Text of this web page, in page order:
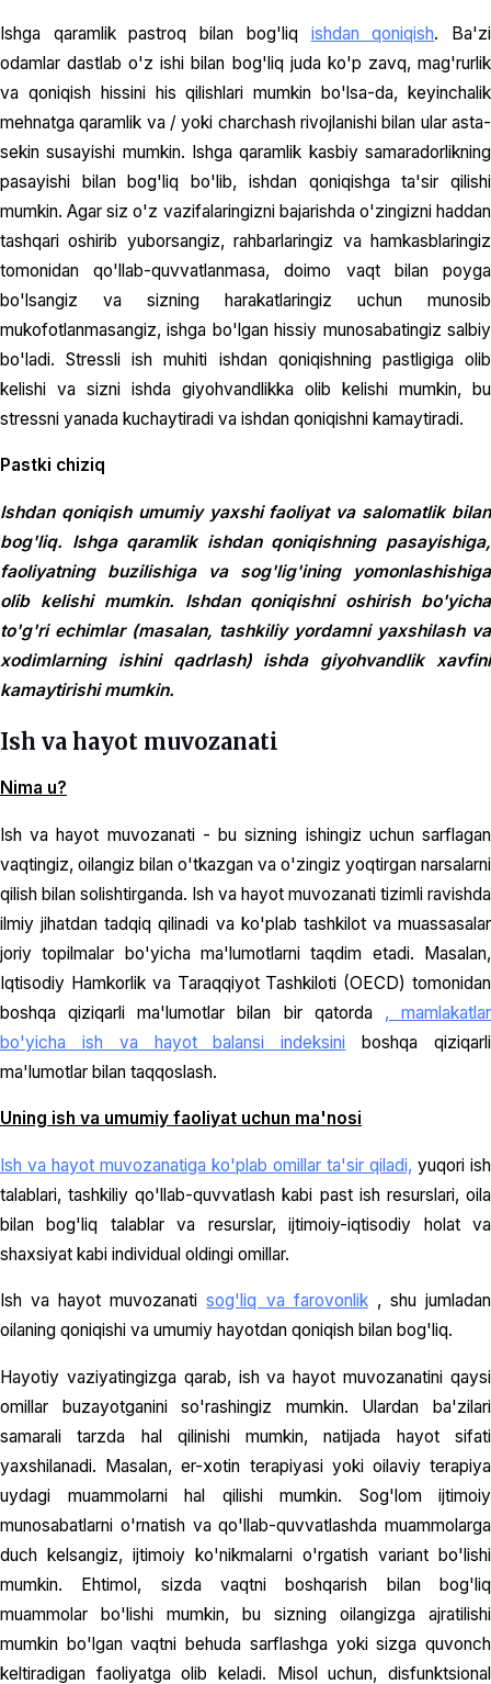
Ishga qaramlik pastroq bilan bog'liq ishdan qoniqish. Ba'zi
odamlar dastlab o'z ishi bilan bog'liq juda ko'p zavq, mag'rurlik
va qoniqish hissini his qilishlari mumkin bo'lsa-da, keyinchalik
mehnatga qaramlik va / yoki charchash rivojlanishi bilan ular asta-
sekin susayishi mumkin. Ishga qaramlik kasbiy samaradorlikning
pasayishi bilan bog'liq bo'lib, ishdan qoniqishga ta'sir qilishi
mumkin. Agar siz o'z vazifalaringizni bajarishda o'zingizni haddan
tashqari oshirib yuborsangiz, rahbarlaringiz va hamkasblaringiz
tomonidan qo'llab-quvvatlanmasa, doimo vaqt bilan poyga
bo'lsangiz va sizning harakatlaringiz uchun munosib
mukofotlanmasangiz, ishga bo'lgan hissiy munosabatingiz salbiy
bo'ladi. Stressli ish muhiti ishdan qoniqishning pastligiga olib
kelishi va sizni ishda giyohvandlikka olib kelishi mumkin, bu
stressni yanada kuchaytiradi va ishdan qoniqishni kamaytiradi.
Pastki chiziq
Ishdan qoniqish umumiy yaxshi faoliyat va salomatlik bilan
bog'liq. Ishga qaramlik ishdan qoniqishning pasayishiga,
faoliyatning buzilishiga va sog'lig'ining yomonlashishiga
olib kelishi mumkin. Ishdan qoniqishni oshirish bo'yicha
to'g'ri echimlar (masalan, tashkiliy yordamni yaxshilash va
xodimlarning ishini qadrlash) ishda giyohvandlik xavfini
kamaytirishi mumkin.
Ish va hayot muvozanati
Nima u?
Ish va hayot muvozanati - bu sizning ishingiz uchun sarflagan
vaqtingiz, oilangiz bilan o'tkazgan va o'zingiz yoqtirgan narsalarni
qilish bilan solishtirganda. Ish va hayot muvozanati tizimli ravishda
ilmiy jihatdan tadqiq qilinadi va ko'plab tashkilot va muassasalar
joriy topilmalar bo'yicha ma'lumotlarni taqdim etadi. Masalan,
Iqtisodiy Hamkorlik va Taraqqiyot Tashkiloti (OECD) tomonidan
boshqa qiziqarli ma'lumotlar bilan bir qatorda , mamlakatlar
bo'yicha ish va hayot balansi indeksini boshqa qiziqarli
ma'lumotlar bilan taqqoslash.
Uning ish va umumiy faoliyat uchun ma'nosi
Ish va hayot muvozanatiga ko'plab omillar ta'sir qiladi, yuqori ish
talablari, tashkiliy qo'llab-quvvatlash kabi past ish resurslari, oila
bilan bog'liq talablar va resurslar, ijtimoiy-iqtisodiy holat va
shaxsiyat kabi individual oldingi omillar.
Ish va hayot muvozanatisog'liq va farovonlik, shu jumladan
oilaning qoniqishi va umumiy hayotdan qoniqish bilan bog'liq.
Hayotiy vaziyatingizga qarab, ish va hayot muvozanatini qaysi
omillar buzayotganini so'rashingiz mumkin. Ulardan ba'zilari
samarali tarzda hal qilinishi mumkin, natijada hayot sifati
yaxshilanadi. Masalan, er-xotin terapiyasi yoki oilaviy terapiya
uydagi muammolarni hal qilishi mumkin. Sog'lom ijtimoiy
munosabatlarni o'rnatish va qo'llab-quvvatlashda muammolarga
duch kelsangiz, ijtimoiy ko'nikmalarni o'rgatish variant bo'lishi
mumkin. Ehtimol, sizda vaqtni boshqarish bilan bog'liq
muammolar bo'lishi mumkin, bu sizning oilangizga ajratilishi
mumkin bo'lgan vaqtni behuda sarflashga yoki sizga quvonch
keltiradigan faoliyatga olib keladi. Misol uchun, disfunktsional